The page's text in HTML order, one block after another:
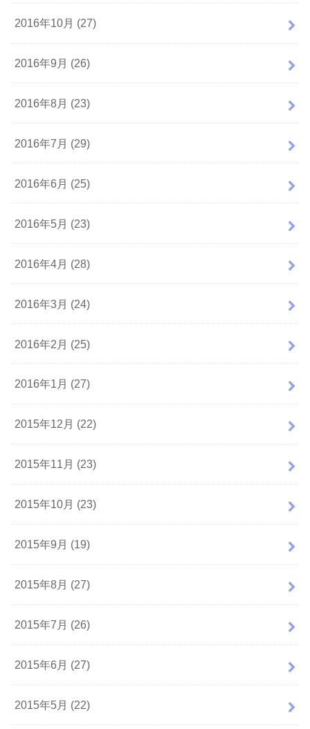
2016年10月 (27)
2016年9月 (26)
2016年8月 (23)
2016年7月 (29)
2016年6月 (25)
2016年5月 (23)
2016年4月 (28)
2016年3月 (24)
2016年2月 (25)
2016年1月 (27)
2015年12月 (22)
2015年11月 (23)
2015年10月 (23)
2015年9月 (19)
2015年8月 (27)
2015年7月 (26)
2015年6月 (27)
2015年5月 (22)